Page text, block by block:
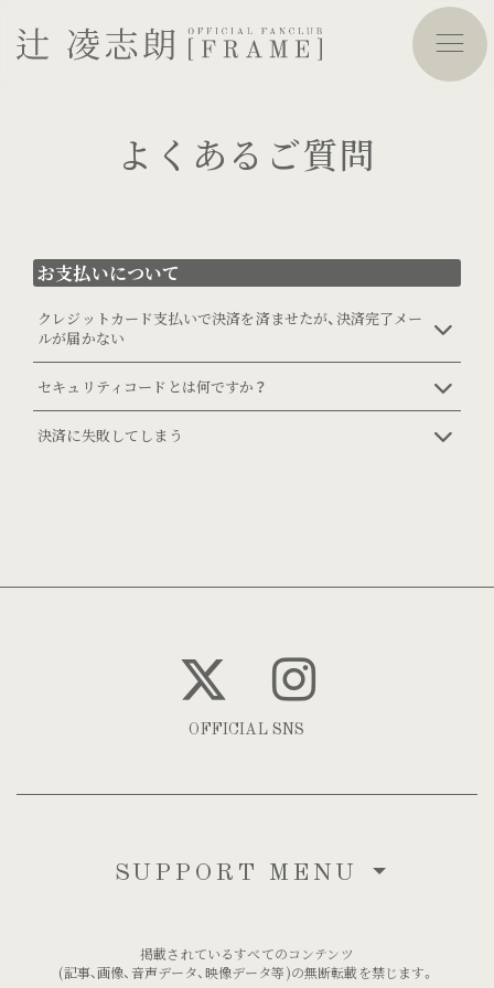
よくあるご質問
お支払いについて
クレジットカード支払いで決済を済ませたが、決済完了メー
ルが届かない
セキュリティコードとは何ですか？
決済に失敗してしまう
OFFICIAL SNS
SUPPORT MENU
掲載されているすべてのコンテンツ
(記事、画像、音声データ、映像データ等)の無断転載を禁じます。